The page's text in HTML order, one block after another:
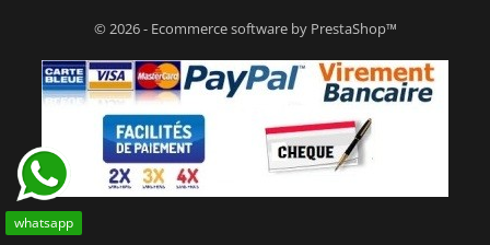
whatsapp
© 2026 - Ecommerce software by PrestaShop™